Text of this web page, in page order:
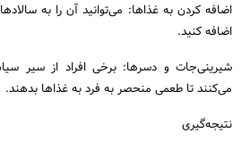
اضافه کردن به غذاها: می‌توانید آن را به
اضافه کنید.
شیرینی‌جات و دسرها: برخی افراد از سیر
می‌کنند تا طعمی منحصر به فرد به غذاها بدهند.
نتیجه‌گیری